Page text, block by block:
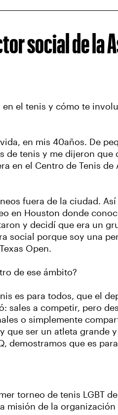
social de la
el tenis y cómo te
en mis 40años. De
tenis y me dijeron
en el Centro de Tenis
fuera de la ciudad.
en Houston donde
y decidí que era un
social porque soy una
Open.
de ese ámbito?
es para todos, que el
sales a competir, pero
o simplemente
ser un atleta grande
demostramos que es
torneo de tenis LGBT
misión de la organización